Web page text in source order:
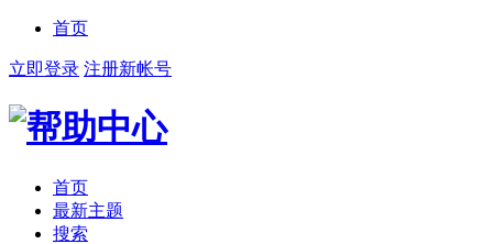
首页
立即登录 注册新帐号
首页
最新主题
搜索